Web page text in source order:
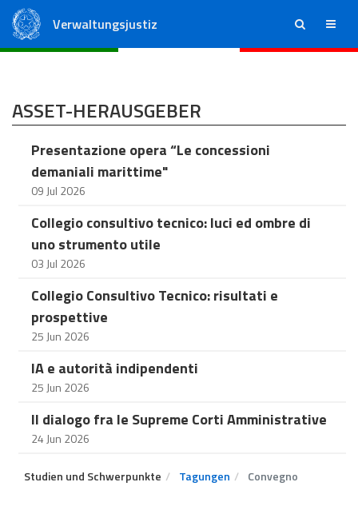
Verwaltungsjustiz ricerca menu
ASSET-HERAUSGEBER
Presentazione opera “Le concessioni
demaniali marittime"
09 Jul 2026
Collegio consultivo tecnico: luci ed ombre di
uno strumento utile
03 Jul 2026
Collegio Consultivo Tecnico: risultati e
prospettive
25 Jun 2026
IA e autorità indipendenti
25 Jun 2026
Il dialogo fra le Supreme Corti Amministrative
24 Jun 2026
Studien und Schwerpunkte Tagungen Convegno